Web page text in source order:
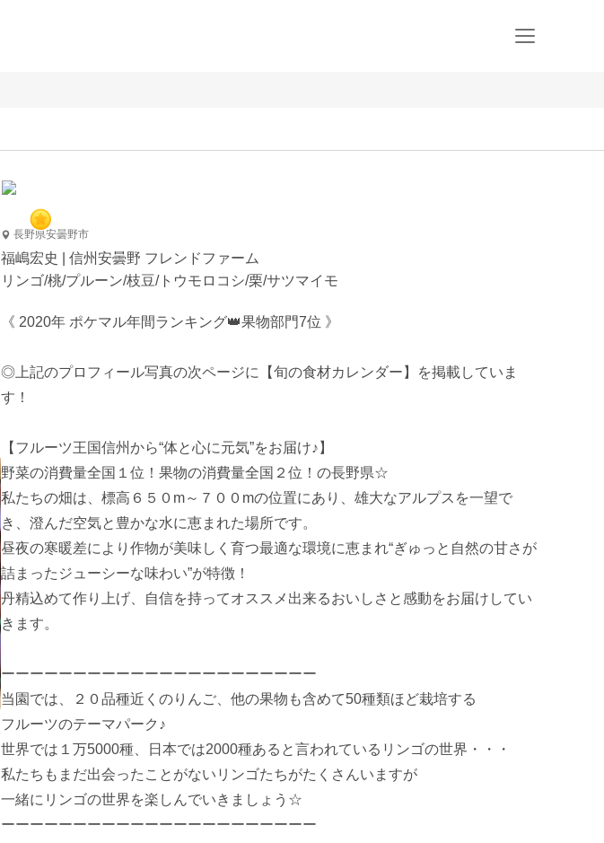
長野県安曇野市
福嶋宏史 | 信州安曇野 フレンドファーム
リンゴ/桃/プルーン/枝豆/トウモロコシ/栗/サツマイモ
《 2020年 ポケマル年間ランキング👑果物部門7位 》
◎上記のプロフィール写真の次ページに【旬の食材カレンダー】を掲載していま
す！
【フルーツ王国信州から“体と心に元気”をお届け♪】
野菜の消費量全国１位！果物の消費量全国２位！の長野県☆
私たちの畑は、標高６５０m～７００mの位置にあり、雄大なアルプスを一望で
き、澄んだ空気と豊かな水に恵まれた場所です。
昼夜の寒暖差により作物が美味しく育つ最適な環境に恵まれ“ぎゅっと自然の甘さが
詰まったジューシーな味わい”が特徴！
丹精込めて作り上げ、自信を持ってオススメ出来るおいしさと感動をお届けしてい
きます。
ーーーーーーーーーーーーーーーーーーーーーー
当園では、２０品種近くのりんご、他の果物も含めて50種類ほど栽培する
フルーツのテーマパーク♪
世界では１万5000種、日本では2000種あると言われているリンゴの世界・・・
私たちもまだ出会ったことがないリンゴたちがたくさんいますが
一緒にリンゴの世界を楽しんでいきましょう☆
ーーーーーーーーーーーーーーーーーーーーーー